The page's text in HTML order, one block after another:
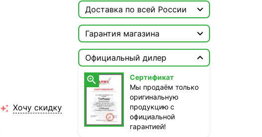
 Хочу скидку
Доставка по всей России 

сегодня, бесплатно
ТопРадар — Самовывоз
сегодня, бесплатно
наб. Бережковская, д. 20, стр. 19
СДЭК — Пункты выдачи
1-3 дня, от 385 ₽
Гарантия магазина

Сертификат
Мы продаём только
оригинальную продукцию с
официальной гарантией!
Официальный дилер


Сертификат
Мы продаём только
оригинальную
продукцию с
официальной
гарантией!